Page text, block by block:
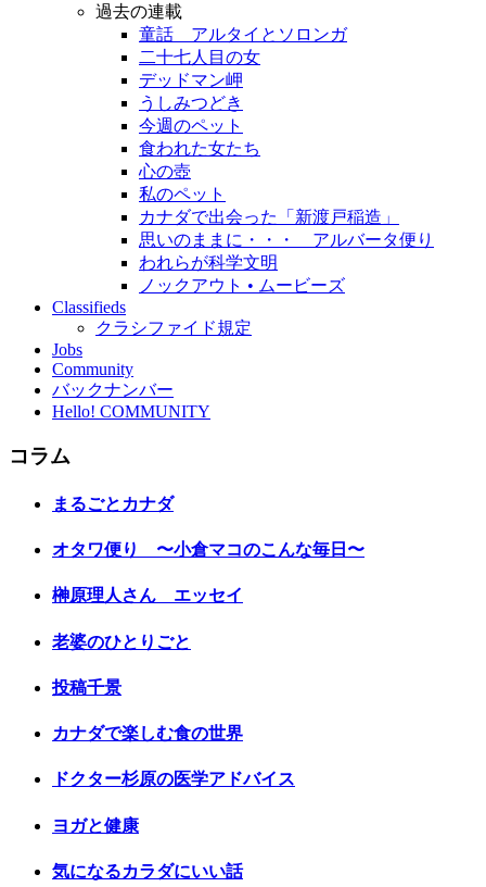
過去の連載
童話 アルタイとソロンガ
二十七人目の女
デッドマン岬
うしみつどき
今週のペット
食われた女たち
心の壺
私のペット
カナダで出会った「新渡戸稲造」
思いのままに・・・ アルバータ便り
われらが科学文明
ノックアウト • ムービーズ
Classifieds
クラシファイド規定
Jobs
Community
バックナンバー
Hello! COMMUNITY
コラム
まるごとカナダ
オタワ便り 〜小倉マコのこんな毎日〜
榊原理人さん エッセイ
老婆のひとりごと
投稿千景
カナダで楽しむ食の世界
ドクター杉原の医学アドバイス
ヨガと健康
気になるカラダにいい話